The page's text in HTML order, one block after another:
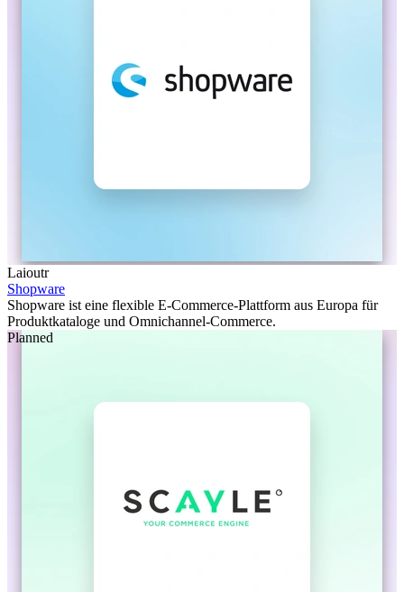
Laioutr
Shopware
Shopware ist eine flexible E-Commerce-Plattform aus Europa für
Produktkataloge und Omnichannel-Commerce.
Planned